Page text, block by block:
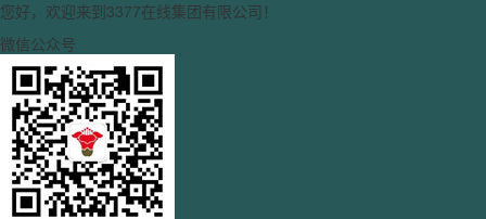
您好，欢迎来到3377在线集团有限公司！
微信公众号